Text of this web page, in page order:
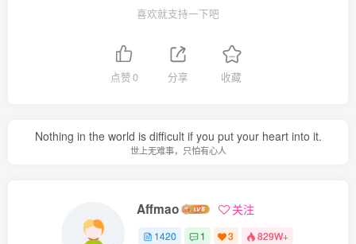
喜欢就支持一下吧
点赞0 分享 收藏
Nothing in the world is difficult if you put your heart into it.
世上无难事，只怕有心人
Affmao 关注
1420 1 3 829W+